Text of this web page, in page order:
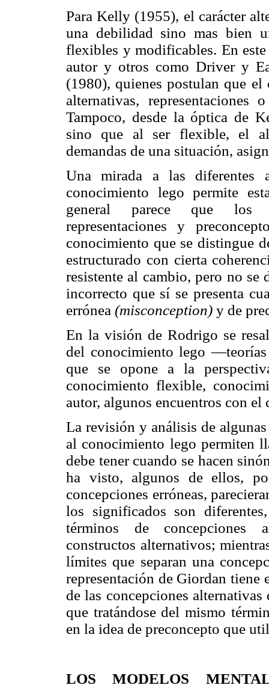
Para Kelly (1955), el carácter
una debilidad sino mas bien
flexibles y modificables. En
autor y otros como Driver y
(1980), quienes postulan que
alternativas, representaciones
Tampoco, desde la óptica de
sino que al ser flexible, el
demandas de una situación,
Una mirada a las diferentes
conocimiento lego permite
general parece que los
representaciones y
conocimiento que se distingue
estructurado con cierta
resistente al cambio, pero no se
incorrecto que sí se presenta
errónea (misconception) y de
En la visión de Rodrigo se
del conocimiento lego
que se opone a la
conocimiento flexible,
autor, algunos encuentros con
La revisión y análisis de
al conocimiento lego permiten
debe tener cuando se hacen
ha visto, algunos de ellos,
concepciones erróneas,
los significados son
términos de concepciones
constructos alternativos;
límites que separan una
representación de Giordan tiene
de las concepciones
que tratándose del mismo
en la idea de preconcepto que
LOS MODELOS